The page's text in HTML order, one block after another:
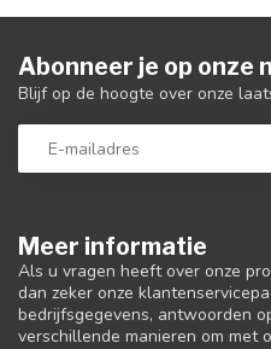
Meer informatie
Als u vragen heeft over onze
dan zeker onze
bedrijfsgegevens, antwoorden
verschillende manieren om met
Abonneer je op onze
Blijf op de hoogte over onze